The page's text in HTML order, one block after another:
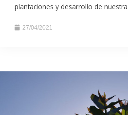
plantaciones y desarrollo de
27/04/2021